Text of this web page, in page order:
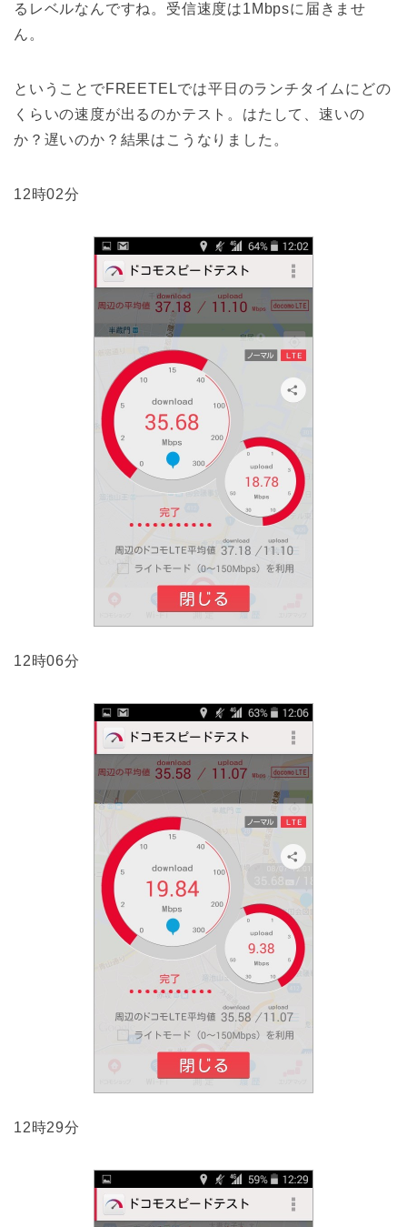
るレベルなんですね。受信速度は1Mbpsに届きませ
ん。
ということでFREETELでは平日のランチタイムにどの
くらいの速度が出るのかテスト。はたして、速いの
か？遅いのか？結果はこうなりました。
12時02分
12時06分
12時29分